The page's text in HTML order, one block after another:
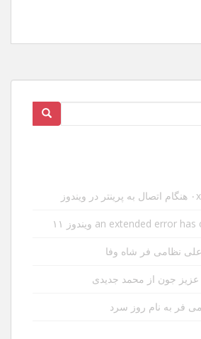
نظامی فر شاه وفا
عزیز جون از محمد جدیدی
فر به نام روز سرد